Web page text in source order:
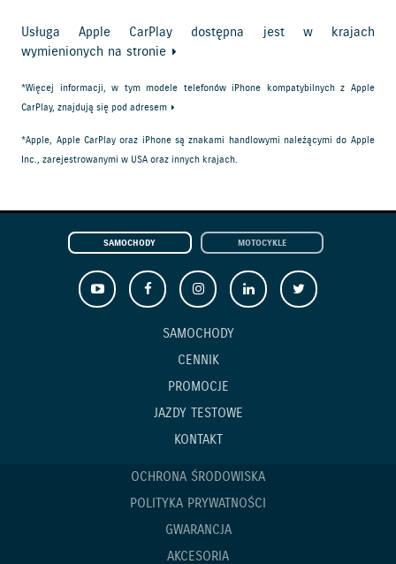
Usługa Apple CarPlay dostępna jest w krajach
wymienionych nastronie
*Więcej informacji, w tym modele telefonów iPhone kompatybilnych z Apple
CarPlay, znajdują się podadresem
*Apple, Apple CarPlay oraz iPhone są znakami handlowymi należącymi do Apple
Inc., zarejestrowanymi w USA oraz innych krajach.
SAMOCHODY MOTOCYKLE
SAMOCHODY
CENNIK
PROMOCJE
JAZDY TESTOWE
KONTAKT
OCHRONA ŚRODOWISKA
POLITYKA PRYWATNOŚCI
GWARANCJA
AKCESORIA